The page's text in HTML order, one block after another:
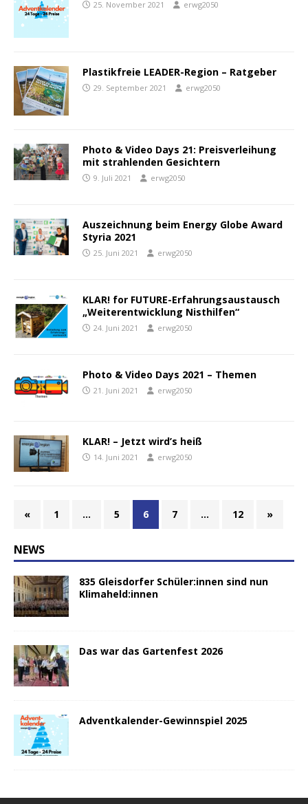
25. November 2021 erwg2050
Plastikfreie LEADER-Region – Ratgeber
29. September 2021 erwg2050
Photo & Video Days 21: Preisverleihung
mit strahlenden Gesichtern
9. Juli 2021 erwg2050
Auszeichnung beim Energy Globe Award
Styria 2021
25. Juni 2021 erwg2050
KLAR! for FUTURE-Erfahrungsaustausch
„Weiterentwicklung Nisthilfen“
24. Juni 2021 erwg2050
Photo & Video Days 2021 – Themen
21. Juni 2021 erwg2050
KLAR! – Jetzt wird’s heiß
14. Juni 2021 erwg2050
« 1 … 5 6 7 … 12 »
NEWS
835 Gleisdorfer Schüler:innen sind nun
Klimaheld:innen
Das war das Gartenfest 2026
Adventkalender-Gewinnspiel 2025